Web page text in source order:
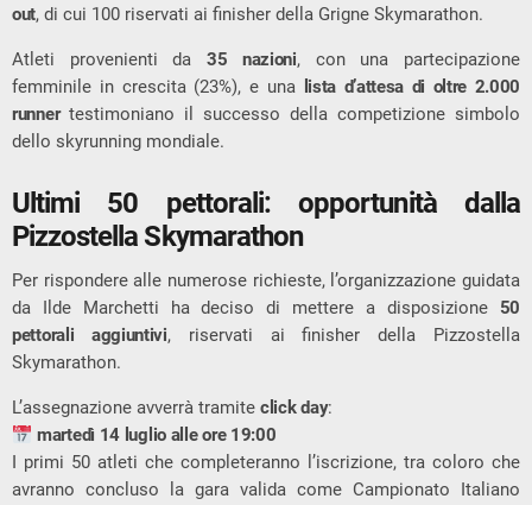
out, di cui 100 riservati ai finisher della Grigne Skymarathon.
Atleti provenienti da35 nazioni, con una partecipazione
femminile in crescita (23%), e una
lista d’attesa di oltre 2.000
runnertestimoniano il successo della competizione simbolo
dello skyrunning mondiale.
Ultimi 50 pettorali: opportunità dalla
Pizzostella Skymarathon
Per rispondere alle numerose richieste, l’organizzazione guidata
da Ilde Marchetti ha deciso di mettere a disposizione 50
pettorali aggiuntivi, riservati ai finisher della Pizzostella
Skymarathon.
L’assegnazione avverrà tramite click day:
martedì 14 luglio alle ore 19:00
I primi 50 atleti che completeranno l’iscrizione, tra coloro che
avranno concluso la gara valida come Campionato Italiano